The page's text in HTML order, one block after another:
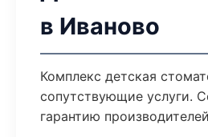
в Иваново
Комплекс детская
сопутствующие услуги.
гарантию